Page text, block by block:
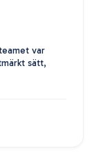
var
sätt,